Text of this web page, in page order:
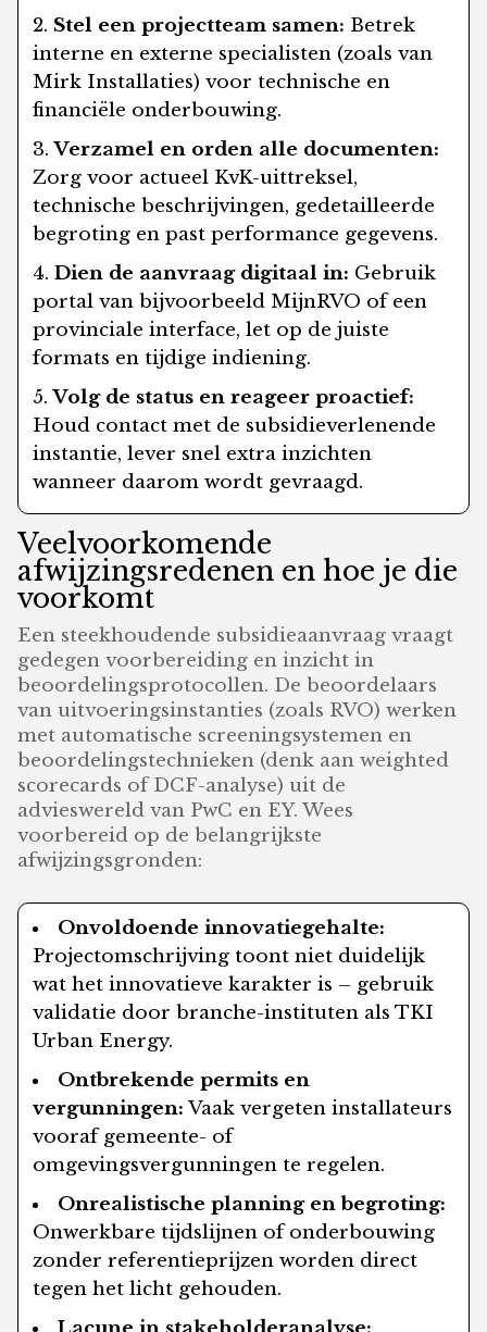
Stel een projectteam samen: Betrek
interne en externe specialisten (zoals van
Mirk Installaties) voor technische en
financiële onderbouwing.
Verzamel en orden alle documenten:
Zorg voor actueel KvK-uittreksel,
technische beschrijvingen, gedetailleerde
begroting en past performance gegevens.
Dien de aanvraag digitaal in: Gebruik
portal van bijvoorbeeld MijnRVO of een
provinciale interface, let op de juiste
formats en tijdige indiening.
Volg de status en reageer proactief:
Houd contact met de subsidieverlenende
instantie, lever snel extra inzichten
wanneer daarom wordt gevraagd.
Veelvoorkomende
afwijzingsredenen en hoe je die
voorkomt
Een steekhoudende subsidieaanvraag vraagt
gedegen voorbereiding en inzicht in
beoordelingsprotocollen. De beoordelaars
van uitvoeringsinstanties (zoals RVO) werken
met automatische screeningsystemen en
beoordelingstechnieken (denk aan weighted
scorecards of DCF-analyse) uit de
advieswereld van PwC en EY. Wees
voorbereid op de belangrijkste
afwijzingsgronden:
Onvoldoende innovatiegehalte:
Projectomschrijving toont niet duidelijk
wat het innovatieve karakter is – gebruik
validatie door branche-instituten als TKI
Urban Energy.
Ontbrekende permits en
vergunningen: Vaak vergeten installateurs
vooraf gemeente- of
omgevingsvergunningen te regelen.
Onrealistische planning en begroting:
Onwerkbare tijdslijnen of onderbouwing
zonder referentieprijzen worden direct
tegen het licht gehouden.